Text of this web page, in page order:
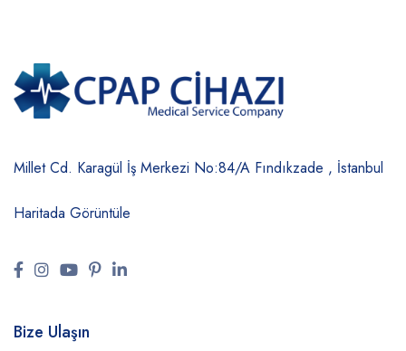
Millet Cd. Karagül İş Merkezi No:84/A Fındıkzade , İstanbul
Haritada Görüntüle
Bize Ulaşın